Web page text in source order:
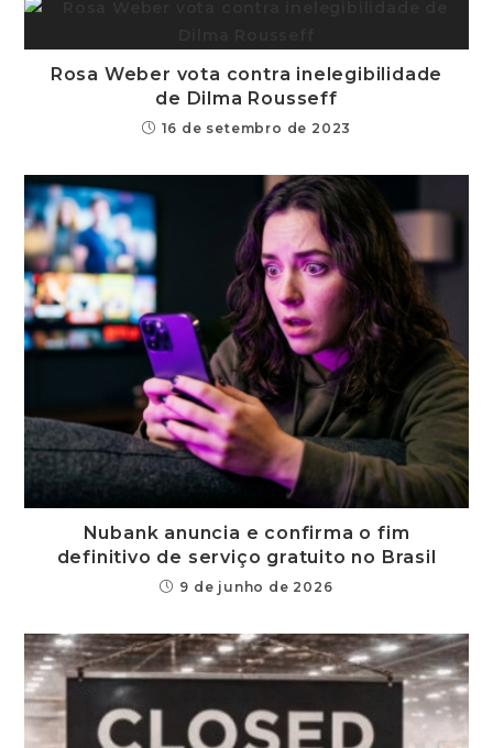
Rosa Weber vota contra inelegibilidade
de Dilma Rousseff
16 de setembro de 2023
Nubank anuncia e confirma o fim
definitivo de serviço gratuito no Brasil
9 de junho de 2026